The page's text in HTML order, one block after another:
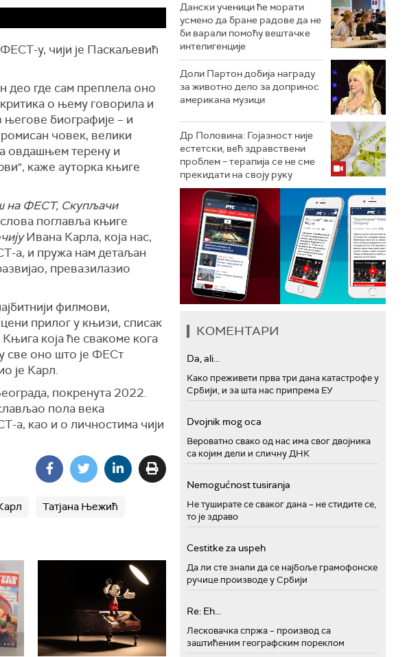
у, чији је Паскаљевић
део где сам преплела оно
о њему говорила и
његове биографије – и
човек, велики
овдашњем терену и
каже ауторка књиге
на ФЕСТ, Скупљачи
поглавља књиге
Ивана Карла, која нас,
а, и пружа нам детаљан
превазилазио
филмови,
прилог у књизи, списак
која ће свакоме кога
све оно што је ФЕСт
је Карл.
покренута 2022.
пола века
а, као и о личностима чији
Татјана Њежић
Дански ученици ће морати
усмено да бране радове да не
би варали помоћу вештачке
интелигенције
Доли Партон добија награду
за животно дело за допринос
американа музици
Др Половина: Гојазност није
естетски, већ здравствени
проблем – терапија се не сме
прекидати на своју руку
КОМЕНТАРИ
Da, ali...
Како преживети прва три дана катастрофе у
Србији, и за шта нас припрема ЕУ
Dvojnik mog oca
Вероватно свако од нас има свог двојника
са којим дели и сличну ДНК
Nemogućnost tusiranja
Не туширате се сваког дана – не стидите се,
то је здраво
Cestitke za uspeh
Да ли сте знали да се најбоље грамофонске
ручице производе у Србији
Re: Eh...
Лесковачка спржа – производ са
заштићеним географским пореклом